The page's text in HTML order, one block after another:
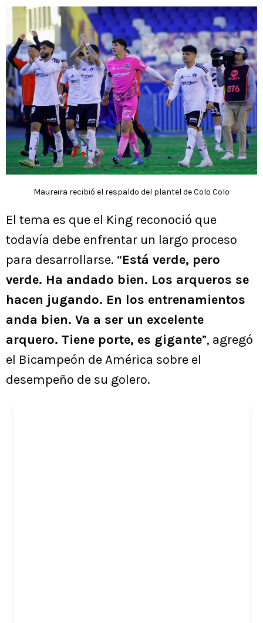
Maureira recibió el respaldo del plantel de Colo Colo
El tema es que el King reconoció que
todavía debe enfrentar un largo proceso
para desarrollarse. “Está verde, pero
verde. Ha andado bien. Los arqueros se
hacen jugando. En los entrenamientos
anda bien. Va a ser un excelente
arquero. Tiene porte, es gigante”, agregó
el Bicampeón de América sobre el
desempeño de su golero.